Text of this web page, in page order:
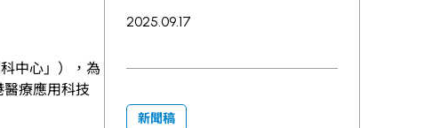
中心」），為
療應用科技
2025.09.17
新聞稿